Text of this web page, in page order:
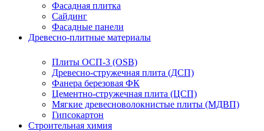
Фасадная плитка
Сайдинг
Фасадные панели
Древесно-плитные материалы
Плиты ОСП-3 (OSB)
Древесно-стружечная плита (ДСП)
Фанера березовая ФК
Цементно-стружечная плита (ЦСП)
Мягкие древесноволокнистые плиты (МДВП)
Гипсокартон
Строительная химия